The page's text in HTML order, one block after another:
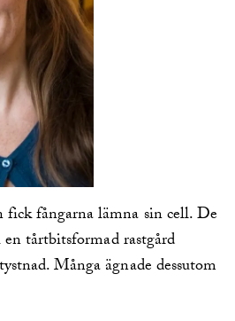
fångarna lämna sin cell. De
tårtbitsformad rastgård
Många ägnade dessutom